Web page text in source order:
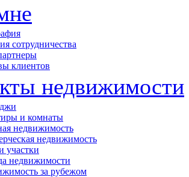
сотрудничества
клиентов
недвижимости
и комнаты
недвижимость
недвижимость
участки
недвижимости
за рубежом